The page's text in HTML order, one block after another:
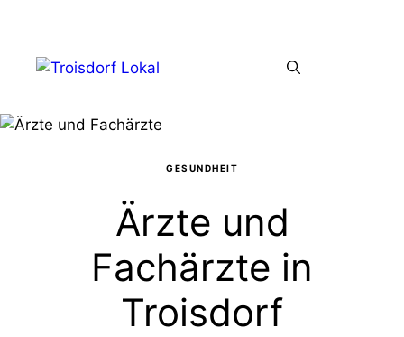
Inhalt
springen
GESUNDHEIT
Ärzte und
Fachärzte in
Troisdorf